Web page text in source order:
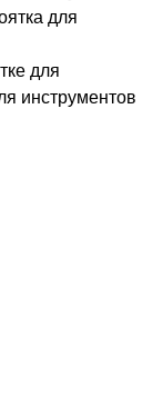
для
для
инструментов